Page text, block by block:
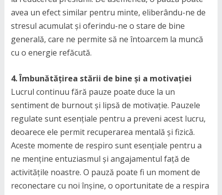
avea un efect similar pentru minte, eliberându-ne de
stresul acumulat și oferindu-ne o stare de bine
generală, care ne permite să ne întoarcem la muncă
cu o energie refăcută.
4. Îmbunătățirea stării de bine și a motivației
Lucrul continuu fără pauze poate duce la un
sentiment de burnout și lipsă de motivație. Pauzele
regulate sunt esențiale pentru a preveni acest lucru,
deoarece ele permit recuperarea mentală și fizică.
Aceste momente de respiro sunt esențiale pentru a
ne menține entuziasmul și angajamentul față de
activitățile noastre. O pauză poate fi un moment de
reconectare cu noi înșine, o oportunitate de a respira